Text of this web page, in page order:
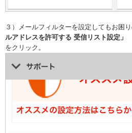
３）メールフィルターを設定してもお困り
ルアドレスを許可する 受信リスト設定」
をクリック。